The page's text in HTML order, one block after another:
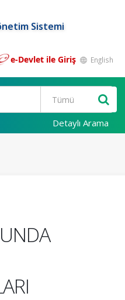
Sistemi
e-Devlet ile Giriş English
Detaylı Arama